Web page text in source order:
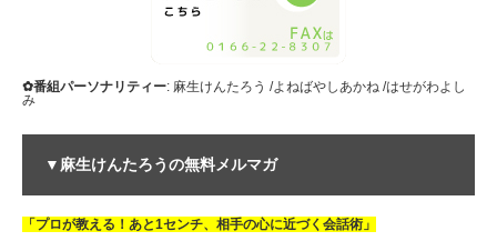
✿番組パーソナリティー: 麻生けんたろう /よねばやしあかね /はせがわよし
み
▼麻生けんたろうの無料メルマガ
「プロが教える！あと1センチ、相手の心に近づく会話術」